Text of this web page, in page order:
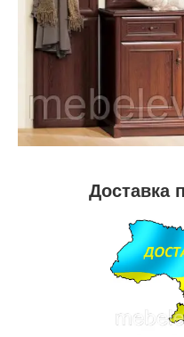
Доставка